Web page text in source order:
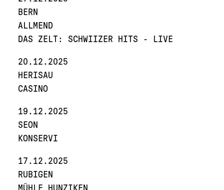
BERN
ALLMEND
DAS ZELT: SCHWIIZER HITS - LIVE
20.12.2025
HERISAU
CASINO
19.12.2025
SEON
KONSERVI
17.12.2025
RUBIGEN